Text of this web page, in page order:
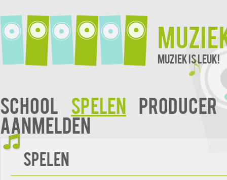
Muziek is leuk!
School Spelen Producer
Aanmelden
Spelen